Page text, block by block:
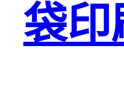
袋印